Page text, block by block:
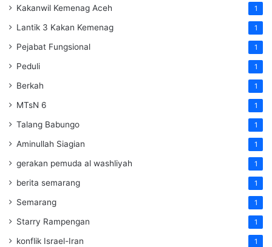
Kakanwil Kemenag Aceh 1
Lantik 3 Kakan Kemenag 1
Pejabat Fungsional 1
Peduli 1
Berkah 1
MTsN 6 1
Talang Babungo 1
Aminullah Siagian 1
gerakan pemuda al washliyah 1
berita semarang 1
Semarang 1
Starry Rampengan 1
konflik Israel-Iran 1